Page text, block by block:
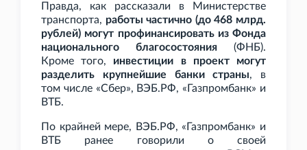
Правда, как рассказали в Министерстве
транспорта, работы частично (до 468 млрд.
рублей) могут профинансировать из Фонда
национального благосостояния (ФНБ).
Кроме того, инвестиции в проект могут
разделить крупнейшие банки страны, в
том числе «Сбер», ВЭБ.РФ, «Газпромбанк» и
ВТБ.
По крайней мере, ВЭБ.РФ, «Газпромбанк» и
ВТБ ранее говорили о своей